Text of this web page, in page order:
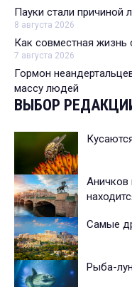
Пауки стали
8 августа 2026
Как совместная
7 августа 2026
Гормон
массу людей
ВЫБОР
Аничков
Самые
Рыба-